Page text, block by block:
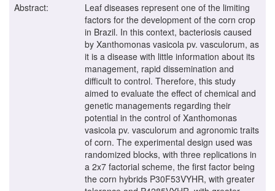
Abstract:
Leaf diseases represent one of the limiting
factors for the development of the corn crop
in Brazil. In this context, bacteriosis caused
by Xanthomonas vasicola pv. vasculorum, as
it is a disease with little information about its
management, rapid dissemination and
difficult to control. Therefore, this study
aimed to evaluate the effect of chemical and
genetic managements regarding their
potential in the control of Xanthomonas
vasicola pv. vasculorum and agronomic traits
of corn. The experimental design used was
randomized blocks, with three replications in
a 2x7 factorial scheme, the first factor being
the corn hybrids P30F53VYHR, with greater